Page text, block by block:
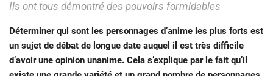
Ils ont tous démontré des pouvoirs formidables
Déterminer qui sont les personnages d’anime les plus forts est
un sujet de débat de longue date auquel il est très difficile
d’avoir une opinion unanime. Cela s’explique par le fait qu’il